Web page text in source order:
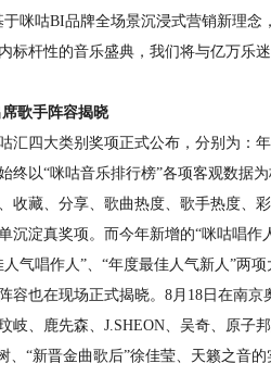
咕BI品牌全场景沉浸式营销新理念
标杆性的音乐盛典，我们将与亿万乐
歌手阵容揭晓
四大类别奖项正式公布，分别为：年
终以“咪咕音乐排行榜”各项客观数据
收藏、分享、歌曲热度、歌手热度、
沉淀真奖项。而今年新增的“咪咕唱作
气唱作人”、“年度最佳人气新人”两项
也在现场正式揭晓。8月18日在南京
岐、鹿先森、J.SHEON、吴奇、原子
、“新晋金曲歌后”徐佳莹、天籁之音